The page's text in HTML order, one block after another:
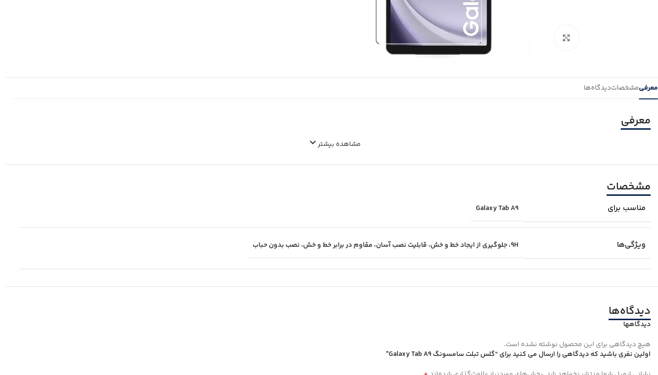
معرفیمشخصاتدیدگاه‌ها
معرفی
مشاهده بیشتر
مشخصات
مناسب برای Galaxy Tab A9
ویژگی‌ها ۹H، جلوگیری از ایجاد خط و خش، قابلیت نصب آسان، مقاوم در برابر خط و خش، نصب بدون حباب
دیدگاه‌ها
دیدگاهها
هیچ دیدگاهی برای این محصول نوشته نشده است.
اولین نفری باشید که دیدگاهی را ارسال می کنید برای “گلس تبلت سامسونگ Galaxy Tab A9”